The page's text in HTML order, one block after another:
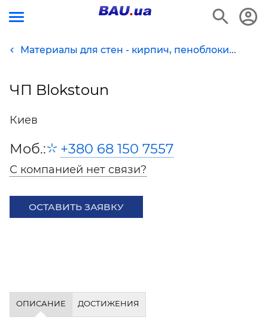
Материалы для стен - кирпич, пеноблоки...
ЧП Blokstoun
Киев
Моб.: +380 68 150 7557
С компанией нет связи?
ОСТАВИТЬ ЗАЯВКУ
ОПИСАНИЕ ДОСТИЖЕНИЯ